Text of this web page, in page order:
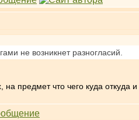
не возникнет разногласий.
предмет что чего куда